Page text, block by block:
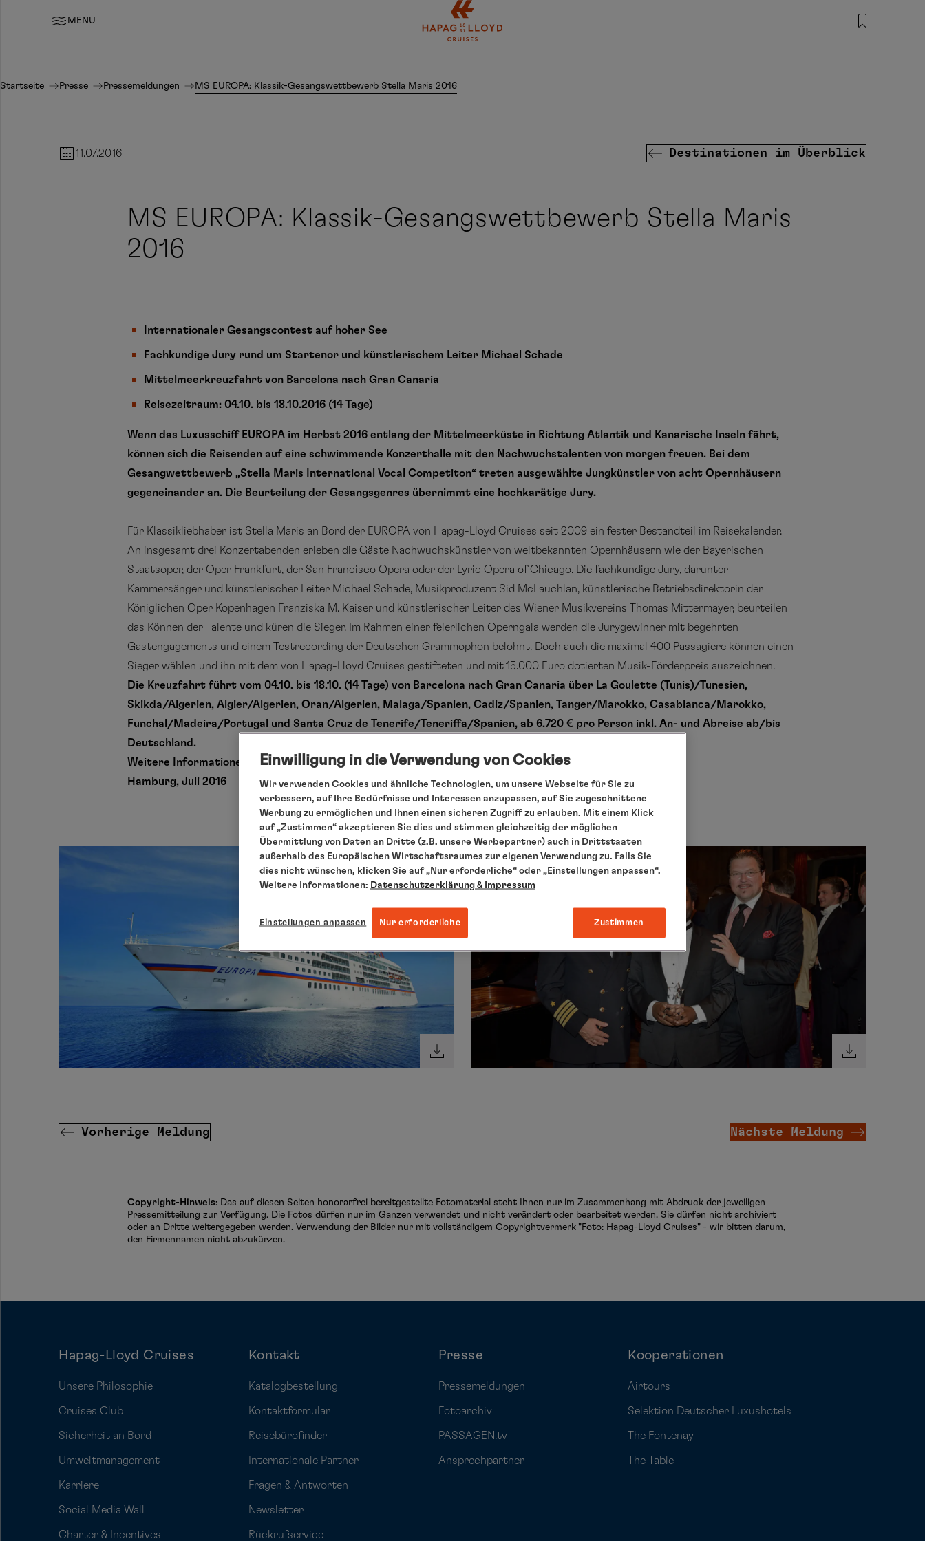
Springe zum Hauptinhalt
MENU
Startseite Presse Pressemeldungen MS EUROPA: Klassik-Gesangswettbewerb Stella Maris 2016
11.07.2016 Destinationen im Überblick
MS EUROPA: Klassik-Gesangswettbewerb Stella Maris
2016
Internationaler Gesangscontest auf hoher See
Fachkundige Jury rund um Startenor und künstlerischem Leiter Michael Schade
Mittelmeerkreuzfahrt von Barcelona nach Gran Canaria
Reisezeitraum: 04.10. bis 18.10.2016 (14 Tage)
Wenn das Luxusschiff EUROPA im Herbst 2016 entlang der Mittelmeerküste in Richtung Atlantik und Kanarische Inseln fährt,
können sich die Reisenden auf eine schwimmende Konzerthalle mit den Nachwuchstalenten von morgen freuen. Bei dem
Gesangwettbewerb „Stella Maris International Vocal Competiton“ treten ausgewählte Jungkünstler von acht Opernhäusern
gegeneinander an. Die Beurteilung der Gesangsgenres übernimmt eine hochkarätige Jury.
Für Klassikliebhaber ist Stella Maris an Bord der EUROPA von Hapag-Lloyd Cruises seit 2009 ein fester Bestandteil im Reisekalender.
An insgesamt drei Konzertabenden erleben die Gäste Nachwuchskünstler von weltbekannten Opernhäusern wie der Bayerischen
Staatsoper, der Oper Frankfurt, der San Francisco Opera oder der Lyric Opera of Chicago. Die fachkundige Jury, darunter
Kammersänger und künstlerischer Leiter Michael Schade, Musikproduzent Sid McLauchlan, künstlerische Betriebsdirektorin der
Königlichen Oper Kopenhagen Franziska M. Kaiser und künstlerischer Leiter des Wiener Musikvereins Thomas Mittermayer, beurteilen
das Können der Talente und küren die Sieger. Im Rahmen einer feierlichen Operngala werden die Jurygewinner mit begehrten
Gastengagements und einem Testrecording der Deutschen Grammophon belohnt. Doch auch die maximal 400 Passagiere können einen
Sieger wählen und ihn mit dem von Hapag-Lloyd Cruises gestifteten und mit 15.000 Euro dotierten Musik-Förderpreis auszeichnen.
Die Kreuzfahrt führt vom 04.10. bis 18.10. (14 Tage) von Barcelona nach Gran Canaria über La Goulette (Tunis)/Tunesien,
Skikda/Algerien, Algier/Algerien, Oran/Algerien, Malaga/Spanien, Cadiz/Spanien, Tanger/Marokko, Casablanca/Marokko,
Funchal/Madeira/Portugal und Santa Cruz de Tenerife/Teneriffa/Spanien, ab 6.720 € pro Person inkl. An- und Abreise ab/bis
Deutschland.
Weitere Informationen zur Reise unter: www.hl-cruises.de/EUR1621
Hamburg, Juli 2016
Vorherige Meldung Nächste Meldung
Copyright-Hinweis: Das auf diesen Seiten honorarfrei bereitgestellte Fotomaterial steht Ihnen nur im Zusammenhang mit Abdruck der jeweiligen
Pressemitteilung zur Verfügung. Die Fotos dürfen nur im Ganzen verwendet und nicht verändert oder bearbeitet werden. Sie dürfen nicht archiviert
oder an Dritte weitergegeben werden. Verwendung der Bilder nur mit vollständigem Copyrightvermerk "Foto: Hapag-Lloyd Cruises" - wir bitten darum,
den Firmennamen nicht abzukürzen.
Hapag-Lloyd Cruises
Unsere Philosophie
Cruises Club
Sicherheit an Bord
Umweltmanagement
Karriere
Social Media Wall
Charter & Incentives
Kontakt
Katalogbestellung
Kontaktformular
Reisebürofinder
Internationale Partner
Fragen & Antworten
Newsletter
Rückrufservice
Presse
Pressemeldungen
Fotoarchiv
PASSAGEN.tv
Ansprechpartner
Kooperationen
Airtours
Selektion Deutscher Luxushotels
The Fontenay
The Table
Einwilligung in die Verwendung von Cookies
Wir verwenden Cookies und ähnliche Technologien, um unsere Webseite für Sie zu
verbessern, auf Ihre Bedürfnisse und Interessen anzupassen, auf Sie zugeschnittene
Werbung zu ermöglichen und Ihnen einen sicheren Zugriff zu erlauben. Mit einem Klick
auf „Zustimmen“ akzeptieren Sie dies und stimmen gleichzeitig der möglichen
Übermittlung von Daten an Dritte (z.B. unsere Werbepartner) auch in Drittstaaten
außerhalb des Europäischen Wirtschaftsraumes zur eigenen Verwendung zu. Falls Sie
dies nicht wünschen, klicken Sie auf „Nur erforderliche“ oder „Einstellungen anpassen“.
Weitere Informationen: Datenschutzerklärung & Impressum
Einstellungen anpassen Nur erforderliche Zustimmen